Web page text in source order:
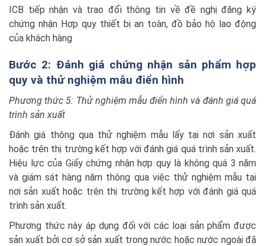
ICB tiếp nhận và trao đổi thông tin về đề nghị đăng ký
chứng nhận Hợp quy thiết bị an toàn, đồ bảo hộ lao động
của khách hàng
Bước 2: Đánh giá chứng nhận sản phẩm hợp
quy và thử nghiệm mẫu điển hình
Phương thức 5: Thử nghiệm mẫu điển hình và đánh giá quá
trình sản xuất
Đánh giá thông qua thử nghiệm mẫu lấy tại nơi sản xuất
hoặc trên thị trường kết hợp với đánh giá quá trình sản xuất.
Hiệu lực của Giấy chứng nhận hợp quy là không quá 3 năm
và giám sát hàng năm thông qua việc thử nghiệm mẫu tại
nơi sản xuất hoặc trên thị trường kết hợp với đánh giá quá
trình sản xuất.
Phương thức này áp dụng đối với các loại sản phẩm được
sản xuất bởi cơ sở sản xuất trong nước hoặc nước ngoài đã